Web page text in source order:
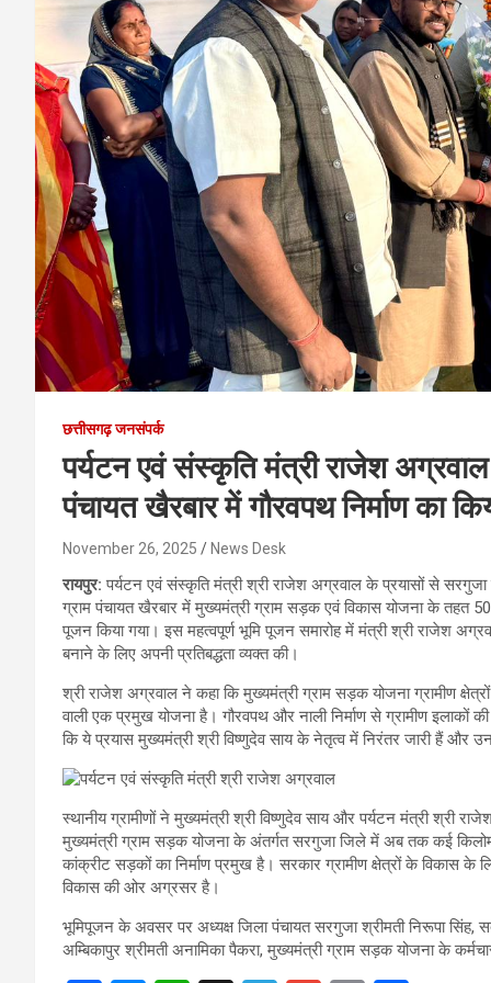
छत्तीसगढ़ जनसंपर्क
पर्यटन एवं संस्कृति मंत्री राजेश
पंचायत खैरबार में गौरवपथ निर्माण का
November 26, 2025 News Desk
रायपुर:पर्यटन एवं संस्कृति मंत्री श्री राजेश अग्रवाल के प्रयासों से
ग्राम पंचायत खैरबार में मुख्यमंत्री ग्राम सड़क एवं विकास योजना के तहत
पूजन किया गया। इस महत्वपूर्ण भूमि पूजन समारोह में मंत्री श्री राजेश
बनाने के लिए अपनी प्रतिबद्धता व्यक्त की।
श्री राजेश अग्रवाल ने कहा कि मुख्यमंत्री ग्राम सड़क योजना ग्रामीण
वाली एक प्रमुख योजना है। गौरवपथ और नाली निर्माण से ग्रामीण
कि ये प्रयास मुख्यमंत्री श्री विष्णुदेव साय के नेतृत्व में निरंतर जारी हैं और
स्थानीय ग्रामीणों ने मुख्यमंत्री श्री विष्णुदेव साय और पर्यटन मंत्री श्री
मुख्यमंत्री ग्राम सड़क योजना के अंतर्गत सरगुजा जिले में अब तक कई
कांक्रीट सड़कों का निर्माण प्रमुख है। सरकार ग्रामीण क्षेत्रों के विकास
विकास की ओर अग्रसर है।
भूमिपूजन के अवसर पर अध्यक्ष जिला पंचायत सरगुजा श्रीमती निरूपा सिंह,
अम्बिकापुर श्रीमती अनामिका पैकरा, मुख्यमंत्री ग्राम सड़क योजना के